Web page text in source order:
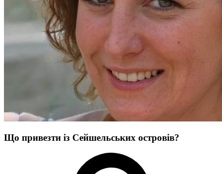
Що привезти із Сейшельських островів?